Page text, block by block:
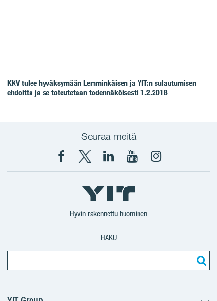
KKV tulee hyväksymään Lemminkäisen ja YIT:n sulautumisen
ehdoitta ja se toteutetaan todennäköisesti 1.2.2018
Seuraa meitä
Facebook
X
YIT
Suomi
YIT
Corporation
YIT
Corporation
Instagram
Hyvin rakennettu huominen
HAKU